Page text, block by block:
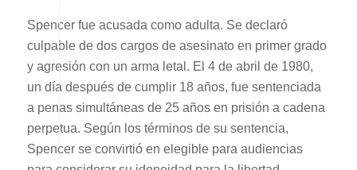
Spencer fue acusada como adulta. Se declaró
culpable de dos cargos de asesinato en primer grado
y agresión con un arma letal. El 4 de abril de 1980,
un día después de cumplir 18 años, fue sentenciada
a penas simultáneas de 25 años en prisión a cadena
perpetua. Según los términos de su sentencia,
Spencer se convirtió en elegible para audiencias